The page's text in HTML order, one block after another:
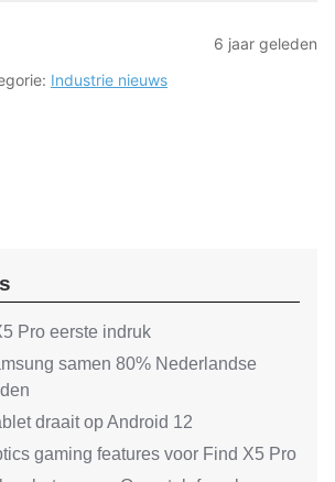
6 jaar geleden
Industrie nieuws
Pro eerste indruk
samen 80% Nederlandse
draait op Android 12
gaming features voor Find X5 Pro